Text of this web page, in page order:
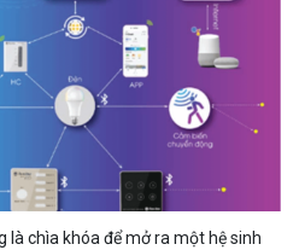
là chìa khóa để mở ra một hệ sinh